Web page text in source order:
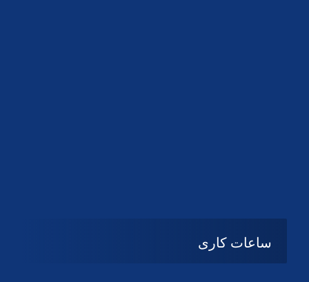
ساعات کاری